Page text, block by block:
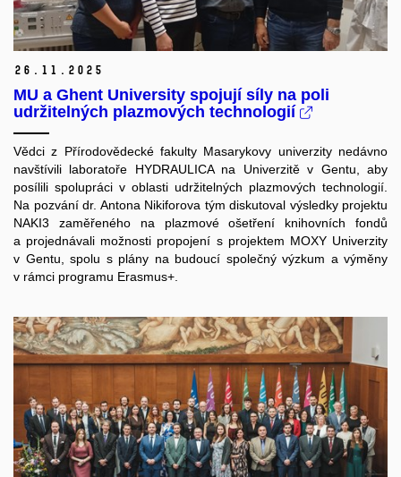
26. 11. 2025
MU a Ghent University spojují síly na poli
udržitelných plazmových technologií
Vědci z Přírodovědecké fakulty Masarykovy univerzity nedávno
navštívili laboratoře HYDRAULICA na Univerzitě v Gentu, aby
posílili spolupráci v oblasti udržitelných plazmových technologií.
Na pozvání dr. Antona Nikiforova tým diskutoval výsledky projektu
NAKI3 zaměřeného na plazmové ošetření knihovních fondů
a projednávali možnosti propojení s projektem MOXY Univerzity
v Gentu, spolu s plány na budoucí společný výzkum a výměny
v rámci programu Erasmus+.